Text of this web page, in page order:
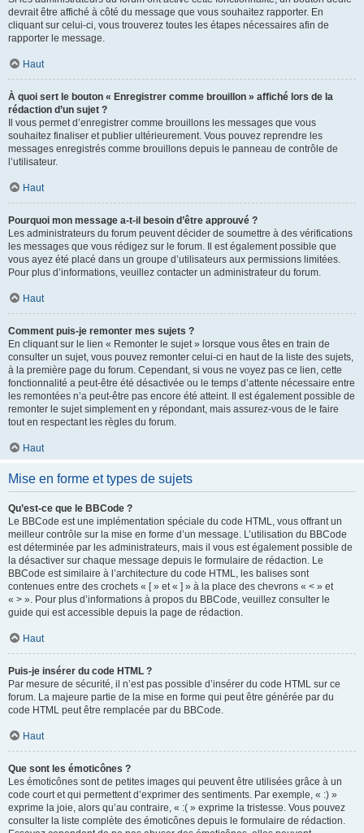
devrait être affiché à côté du message que vous souhaitez rapporter. En
cliquant sur celui-ci, vous trouverez toutes les étapes nécessaires afin de
rapporter le message.
Haut
À quoi sert le bouton « Enregistrer comme brouillon » affiché lors de la
rédaction d’un sujet ?
Il vous permet d’enregistrer comme brouillons les messages que vous
souhaitez finaliser et publier ultérieurement. Vous pouvez reprendre les
messages enregistrés comme brouillons depuis le panneau de contrôle de
l’utilisateur.
Haut
Pourquoi mon message a-t-il besoin d’être approuvé ?
Les administrateurs du forum peuvent décider de soumettre à des vérifications
les messages que vous rédigez sur le forum. Il est également possible que
vous ayez été placé dans un groupe d’utilisateurs aux permissions limitées.
Pour plus d’informations, veuillez contacter un administrateur du forum.
Haut
Comment puis-je remonter mes sujets ?
En cliquant sur le lien « Remonter le sujet » lorsque vous êtes en train de
consulter un sujet, vous pouvez remonter celui-ci en haut de la liste des sujets,
à la première page du forum. Cependant, si vous ne voyez pas ce lien, cette
fonctionnalité a peut-être été désactivée ou le temps d’attente nécessaire entre
les remontées n’a peut-être pas encore été atteint. Il est également possible de
remonter le sujet simplement en y répondant, mais assurez-vous de le faire
tout en respectant les règles du forum.
Haut
Mise en forme et types de sujets
Qu’est-ce que le BBCode ?
Le BBCode est une implémentation spéciale du code HTML, vous offrant un
meilleur contrôle sur la mise en forme d’un message. L’utilisation du BBCode
est déterminée par les administrateurs, mais il vous est également possible de
la désactiver sur chaque message depuis le formulaire de rédaction. Le
BBCode est similaire à l’architecture du code HTML, les balises sont
contenues entre des crochets « [ » et « ] » à la place des chevrons « < » et
« > ». Pour plus d’informations à propos du BBCode, veuillez consulter le
guide qui est accessible depuis la page de rédaction.
Haut
Puis-je insérer du code HTML ?
Par mesure de sécurité, il n’est pas possible d’insérer du code HTML sur ce
forum. La majeure partie de la mise en forme qui peut être générée par du
code HTML peut être remplacée par du BBCode.
Haut
Que sont les émoticônes ?
Les émoticônes sont de petites images qui peuvent être utilisées grâce à un
code court et qui permettent d’exprimer des sentiments. Par exemple, « :) »
exprime la joie, alors qu’au contraire, « :( » exprime la tristesse. Vous pouvez
consulter la liste complète des émoticônes depuis le formulaire de rédaction.